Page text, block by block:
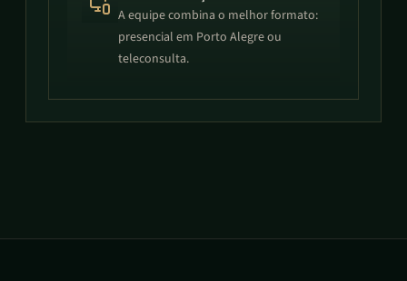
A equipe combina o melhor formato:
presencial em Porto Alegre ou
teleconsulta.